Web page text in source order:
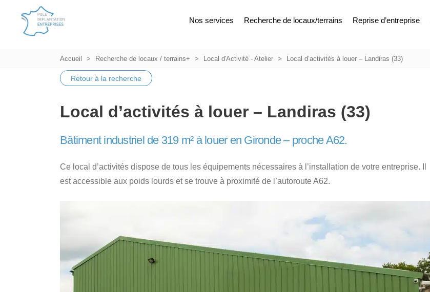
Nos services Recherche de locaux/terrains Reprise d’entreprise
Accueil Recherche de locaux / terrains+ Local d'Activité - Atelier Local d’activités à louer – Landiras (33)
Retour à la recherche
Local d’activités à louer – Landiras (33)
Bâtiment industriel de 319 m² à louer en Gironde – proche A62.
Ce local d’activités dispose de tous les équipements nécessaires à l’installation de votre entreprise. Il
est accessible aux poids lourds et se trouve à proximité de l’autoroute A62.